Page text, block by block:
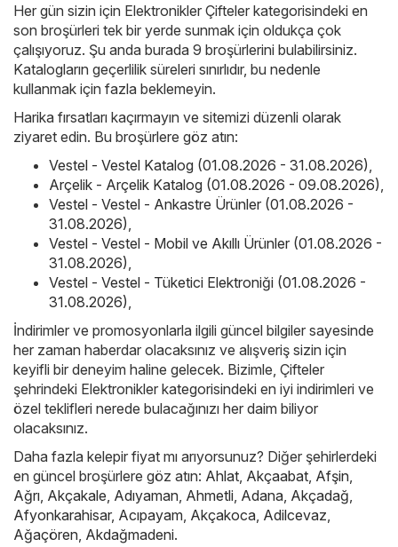
Her gün sizin için Elektronikler Çifteler kategorisindeki en
son broşürleri tek bir yerde sunmak için oldukça çok
çalışıyoruz. Şu anda burada 9 broşürlerini bulabilirsiniz.
Katalogların geçerlilik süreleri sınırlıdır, bu nedenle
kullanmak için fazla beklemeyin.
Harika fırsatları kaçırmayın ve sitemizi düzenli olarak
ziyaret edin. Bu broşürlere göz atın:
Vestel - Vestel Katalog (01.08.2026 - 31.08.2026)
Arçelik - Arçelik Katalog (01.08.2026 - 09.08.2026)
Vestel - Vestel - Ankastre Ürünler (01.08.2026 -
31.08.2026)
Vestel - Vestel - Mobil ve Akıllı Ürünler (01.08.2026 -
31.08.2026)
Vestel - Vestel - Tüketici Elektroniği (01.08.2026 -
31.08.2026)
İndirimler ve promosyonlarla ilgili güncel bilgiler sayesinde
her zaman haberdar olacaksınız ve alışveriş sizin için
keyifli bir deneyim haline gelecek. Bizimle, Çifteler
şehrindeki Elektronikler kategorisindeki en iyi indirimleri ve
özel teklifleri nerede bulacağınızı her daim biliyor
olacaksınız.
Daha fazla kelepir fiyat mı arıyorsunuz? Diğer şehirlerdeki
en güncel broşürlere göz atın: Ahlat Akçaabat Afşin
Ağrı Akçakale Adıyaman Ahmetli Adana Akçadağ
Afyonkarahisar, Acıpayam Akçakoca Adilcevaz
Ağaçören Akdağmadeni.